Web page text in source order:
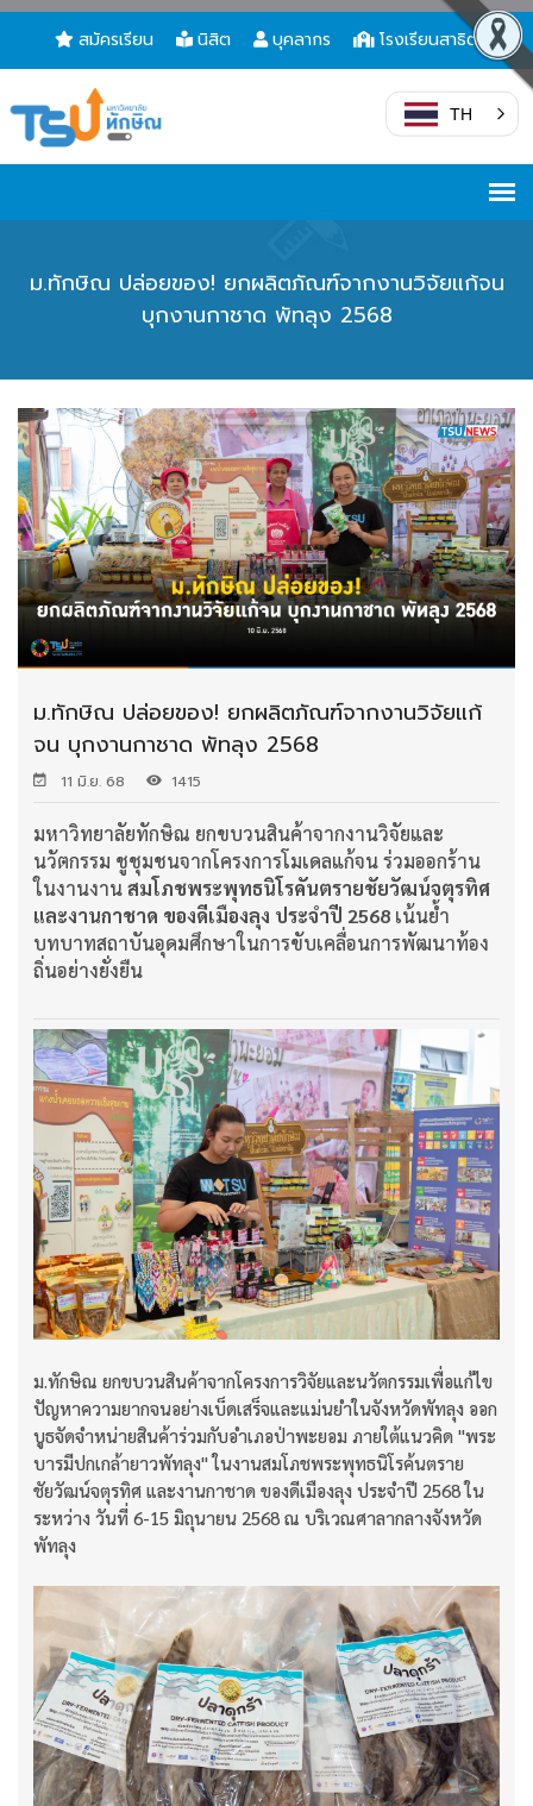
สมัครเรียน นิสิต บุคลากร โรงเรียนสาธิต
TH
ม.ทักษิณ ปล่อยของ! ยกผลิตภัณฑ์จากงานวิจัยแก้จน
บุกงานกาชาด พัทลุง 2568
ม.ทักษิณ ปล่อยของ! ยกผลิตภัณฑ์จากงานวิจัยแก้
จน บุกงานกาชาด พัทลุง 2568
11 มิ.ย. 68 1415
มหาวิทยาลัยทักษิณ ยกขบวนสินค้าจากงานวิจัยและ
นวัตกรรม ชูชุมชนจากโครงการโมเดลแก้จน ร่วมออกร้าน
ในงานงานสมโภชพระพุทธนิโรคันตรายชัยวัฒน์จตุรทิศ
และงานกาชาด ของดีเมืองลุง ประจำปี 2568 เน้นย้ำ
บทบาทสถาบันอุดมศึกษาในการขับเคลื่อนการพัฒนาท้อง
ถิ่นอย่างยั่งยืน
ม.ทักษิณ ยกขบวนสินค้าจากโครงการวิจัยและนวัตกรรมเพื่อแก้ไข
ปัญหาความยากจนอย่างเบ็ดเสร็จและแม่นยำในจังหวัดพัทลุง ออก
บูธจัดจำหน่ายสินค้าร่วมกับอำเภอป่าพะยอม ภายใต้แนวคิด "พระ
บารมีปกเกล้ายาวพัทลุง" ในงานสมโภชพระพุทธนิโรค้นตราย
ชัยวัฒน์จตุรทิศ และงานกาชาด ของดีเมืองลุง ประจำปี 2568 ใน
ระหว่าง วันที่ 6-15 มิถุนายน 2568 ณ บริเวณศาลากลางจังหวัด
พัทลุง